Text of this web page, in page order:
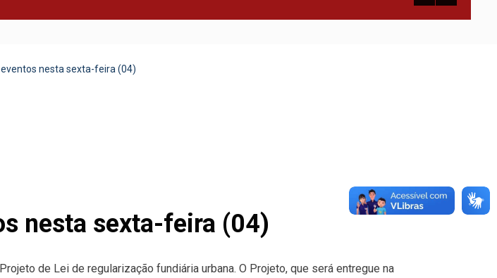
nesta sexta-feira (04)
nesta sexta-feira (04)
de Lei de regularização fundiária urbana. O Projeto, que será entregue na